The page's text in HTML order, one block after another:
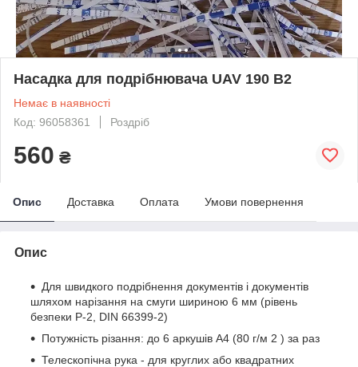
Насадка для подрібнювача UAV 190 B2
Немає в наявності
Код: 96058361
Роздріб
560 ₴
Опис Доставка Оплата Умови повернення
Опис
Для швидкого подрібнення документів і документів
шляхом нарізання на смуги шириною 6 мм (рівень
безпеки P-2, DIN 66399-2)
Потужність різання: до 6 аркушів А4 (80 г/м 2 ) за раз
Телескопічна рука - для круглих або квадратних